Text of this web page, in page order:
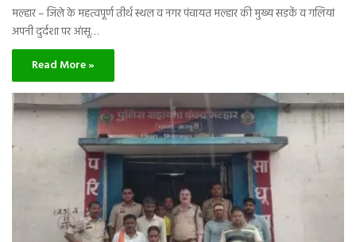
मल्हार – जिले के महत्वपूर्ण तीर्थ स्थल व नगर पंचायत मल्हार की मुख्य सड़कें व गलियां
अपनी दुर्दशा पर आंसू…
Read More »